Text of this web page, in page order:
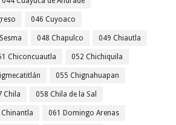
046 Cuyoaco
048 Chapulco 049 Chiautla
Chiconcuautla 052 Chichiquila
055 Chignahuapan
Chila 058 Chila de la Sal
061 Domingo Arenas